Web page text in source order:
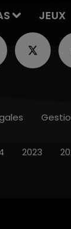
JEUX
2023